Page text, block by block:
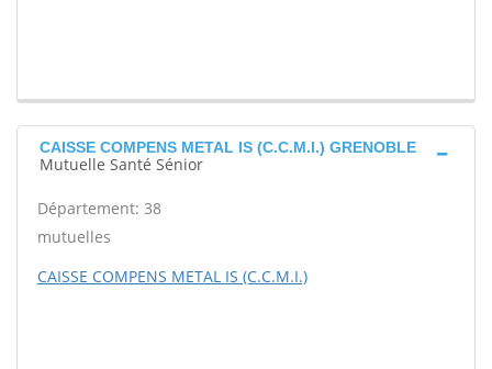
CAISSE COMPENS METAL IS (C.C.M.I.) GRENOBLE
Mutuelle Santé Sénior
Département: 38
mutuelles
CAISSE COMPENS METAL IS (C.C.M.I.)